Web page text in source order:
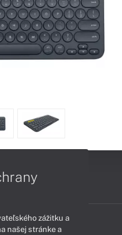
zážitku a
našej stránke a